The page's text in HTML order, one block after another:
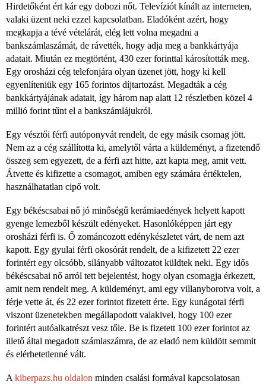
Hirdetőként ért kár egy dobozi nőt. Televíziót kínált az interneten,
valaki üzent neki ezzel kapcsolatban. Eladóként azért, hogy
megkapja a tévé vételárát, elég lett volna megadni a
bankszámlaszámát, de rávették, hogy adja meg a bankkártyája
adatait. Miután ez megtörtént, 430 ezer forinttal károsították meg.
Egy orosházi cég telefonjára olyan üzenet jött, hogy ki kell
egyenlíteniük egy 165 forintos díjtartozást. Megadták a cég
bankkártyájának adatait, így három nap alatt 12 részletben közel 4
millió forint tűnt el a bankszámlájukról.
Egy vésztői férfi autóponyvát rendelt, de egy másik csomag jött.
Nem az a cég szállította ki, amelytől várta a küldeményt, a fizetendő
összeg sem egyezett, de a férfi azt hitte, azt kapta meg, amit vett.
Átvette és kifizette a csomagot, amiben egy számára értéktelen,
használhatatlan cipő volt.
Egy békéscsabai nő jó minőségű kerámiaedények helyett kapott
gyenge lemezből készült edényeket. Hasonlóképpen járt egy
orosházi férfi is. Ő zománcozott edénykészletet várt, de nem azt
kapott. Egy gyulai férfi okosórát rendelt, de a kifizetett 22 ezer
forintért egy olcsóbb, silányabb változatot küldtek neki. Egy idős
békéscsabai nő arról tett bejelentést, hogy olyan csomagja érkezett,
amit nem rendelt meg. A küldeményt, ami egy villanyborotva volt, a
férje vette át, és 22 ezer forintot fizetett érte. Egy kunágotai férfi
viszont üzenetekben megállapodott valakivel, hogy 100 ezer
forintért autóalkatrészt vesz tőle. Be is fizetett 100 ezer forintot az
illető által megadott számlaszámra, de az eladó nem küldött semmit
és elérhetetlenné vált.
A kiberpazs.hu oldalon minden csalási formával kapcsolatosan